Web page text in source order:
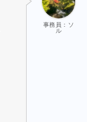
事務員：ソ
ル